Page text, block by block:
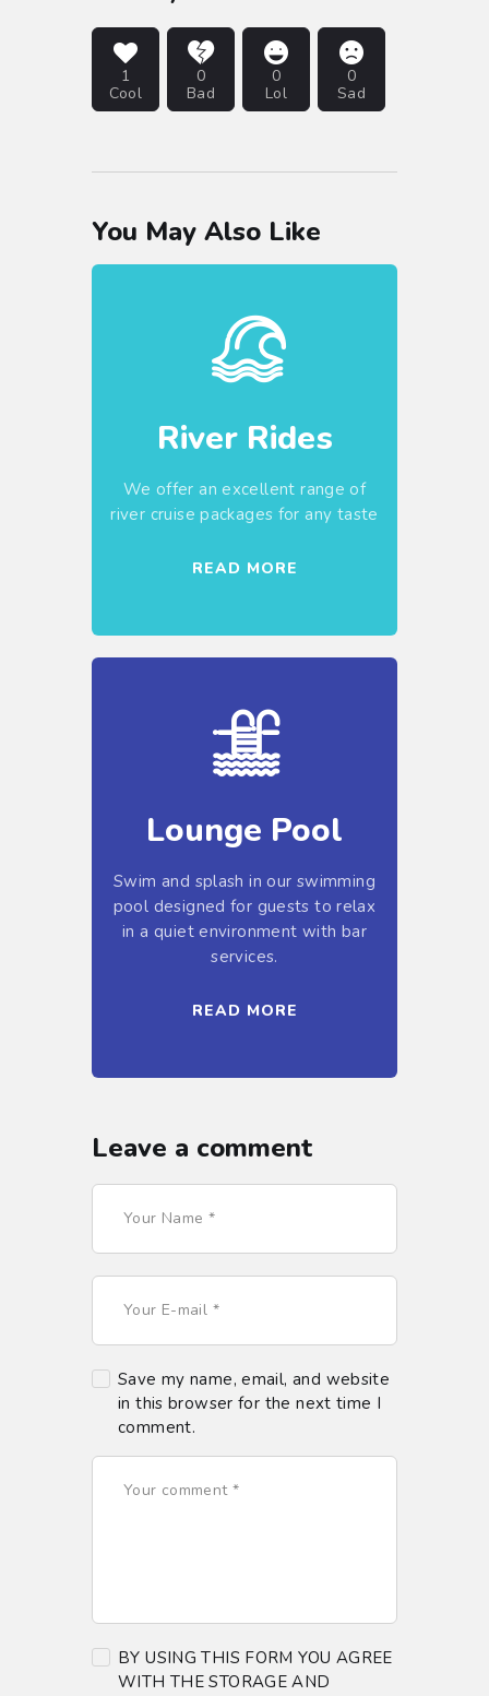
1
Cool
0
Bad
0
Lol
0
Sad
You May Also Like
River Rides
We offer an excellent range of
river cruise packages for any taste
READ MORE
Lounge Pool
Swim and splash in our swimming
pool designed for guests to relax
in a quiet environment with bar
services.
READ MORE
Leave a comment
Save my name, email, and website
in this browser for the next time I
comment.
BY USING THIS FORM YOU AGREE
WITH THE STORAGE AND